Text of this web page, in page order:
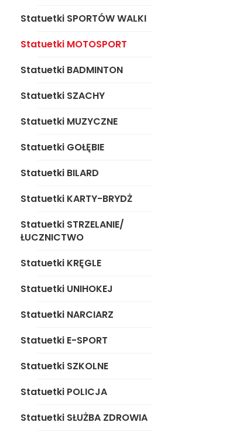
Statuetki SZACHY
Statuetki MUZYCZNE
Statuetki GOŁĘBIE
Statuetki BILARD
Statuetki KARTY-BRYDŻ
Statuetki STRZELANIE/
Statuetki NARCIARZ
Statuetki E-SPORT
Statuetki SZKOLNE
Statuetki POLICJA
Statuetki SŁUŻBA
UNIWERSALNE
Statuetki SPORTÓW WALKI
Statuetki MOTOSPORT
Statuetki BADMINTON
Statuetki SZACHY
Statuetki MUZYCZNE
Statuetki GOŁĘBIE
Statuetki BILARD
Statuetki KARTY-BRYDŻ
Statuetki STRZELANIE/
ŁUCZNICTWO
Statuetki KRĘGLE
Statuetki UNIHOKEJ
Statuetki NARCIARZ
Statuetki E-SPORT
Statuetki SZKOLNE
Statuetki POLICJA
Statuetki SŁUŻBA ZDROWIA